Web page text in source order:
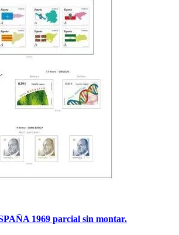
1969 parcial sin montar.